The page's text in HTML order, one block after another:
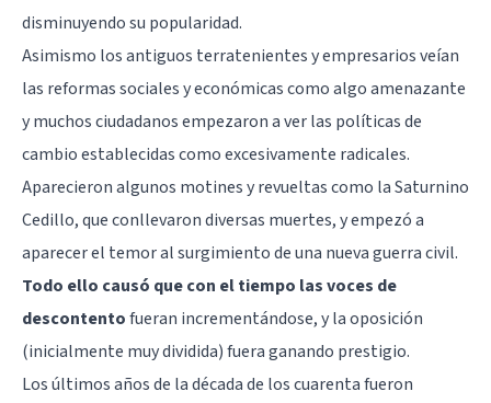
disminuyendo su popularidad.
Asimismo los antiguos terratenientes y empresarios veían
las reformas sociales y económicas como algo amenazante
y muchos ciudadanos empezaron a ver las políticas de
cambio establecidas como excesivamente radicales.
Aparecieron algunos motines y revueltas como la Saturnino
Cedillo, que conllevaron diversas muertes, y empezó a
aparecer el temor al surgimiento de una nueva guerra civil.
Todo ello causó que con el tiempo las voces de
descontentofueran incrementándose, y la oposición
(inicialmente muy dividida) fuera ganando prestigio.
Los últimos años de la década de los cuarenta fueron